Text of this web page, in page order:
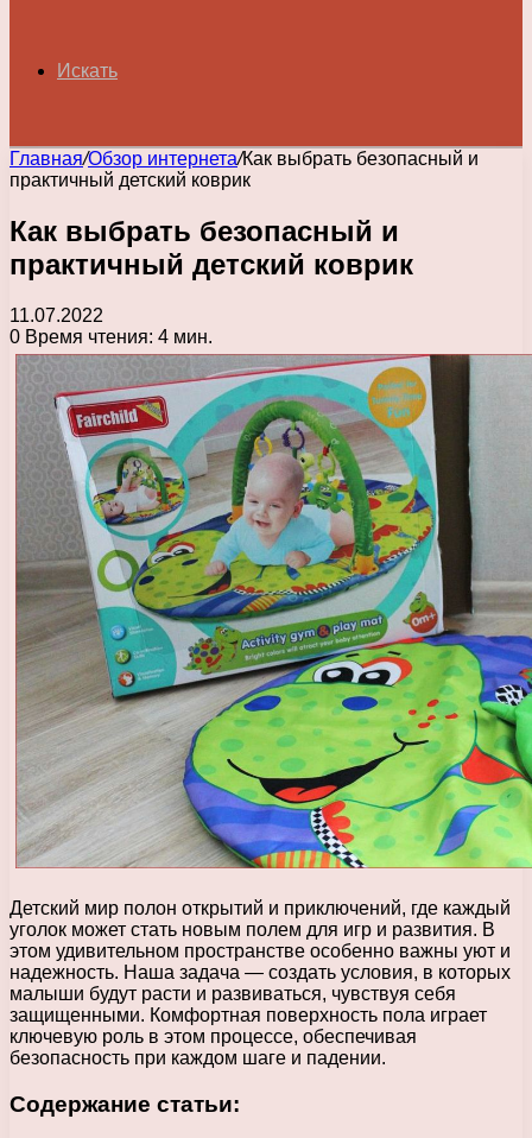
Искать
Главная/Обзор интернета/Как выбрать безопасный и
практичный детский коврик
Как выбрать безопасный и
практичный детский коврик
11.07.2022
0 Время чтения: 4 мин.
Детский мир полон открытий и приключений, где каждый
уголок может стать новым полем для игр и развития. В
этом удивительном пространстве особенно важны уют и
надежность. Наша задача — создать условия, в которых
малыши будут расти и развиваться, чувствуя себя
защищенными. Комфортная поверхность пола играет
ключевую роль в этом процессе, обеспечивая
безопасность при каждом шаге и падении.
Содержание статьи: